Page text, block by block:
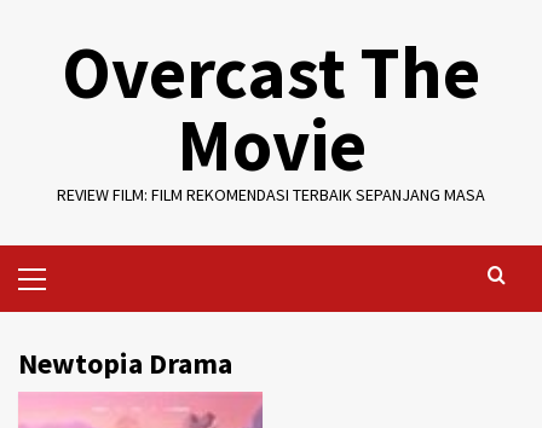
Overcast The
Movie
REVIEW FILM: FILM REKOMENDASI TERBAIK SEPANJANG MASA
Menu
Newtopia Drama